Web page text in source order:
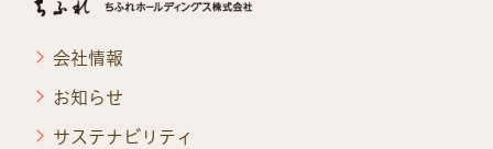
会社情報
お知らせ
サステナビリティ